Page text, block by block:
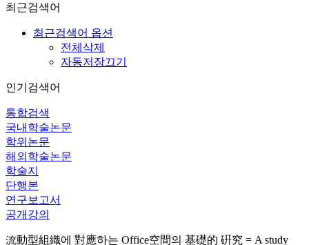
최근검색어
최근검색어 옵션
전체삭제
자동저장끄기
인기검색어
통합검색
국내학술논문
학위논문
해외학술논문
학술지
단행본
연구보고서
공개강의
流動型組織에 對應하는 Office空間의 基礎的 硏究 = A study